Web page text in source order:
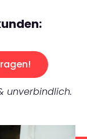
unverbindlich.